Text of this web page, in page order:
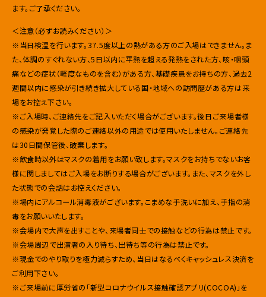
ます。ご了承ください。
＜注意（必ずお読みください）＞
※当日検温を行います。37.5度以上の熱がある方のご入場はできません。ま
た、体調のすぐれない方、5日以内に平熱を超える発熱をされた方、咳・咽頭
痛などの症状（軽度なものを含む）がある方、基礎疾患をお持ちの方、過去2
週間以内に感染が引き続き拡大している国・地域への訪問歴がある方は来
場をお控え下さい。
※ご入場時、ご連絡先をご記入いただく場合がございます。後日ご来場者様
の感染が発覚した際のご連絡以外の用途では使用いたしません。ご連絡先
は30日間保管後、破棄します。
※飲食時以外はマスクの着用をお願い致します。マスクをお持ちでないお客
様に関しましてはご入場をお断りする場合がございます。また、マスクを外し
た状態での会話はお控えください。
※場内にアルコール消毒液がございます。こまめな手洗いに加え、手指の消
毒をお願いいたします。
※会場内で大声を出すことや、来場者同士での接触などの行為は禁止です。
※会場周辺で出演者の入り待ち、出待ち等の行為は禁止です。
※現金でのやり取りを極力減らすため、当日はなるべくキャッシュレス決済を
ご利用下さい。
※ご来場前に厚労省の「新型コロナウイルス接触確認アプリ(COCOA)」を